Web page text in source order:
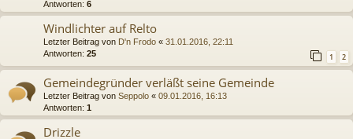
Antworten: 6
Windlichter auf Relto
Letzter Beitrag von D'n Frodo « 31.01.2016, 22:11
Antworten: 25 1 2
Gemeindegründer verläßt seine Gemeinde
Letzter Beitrag von Seppolo « 09.01.2016, 16:13
Antworten: 1
Drizzle